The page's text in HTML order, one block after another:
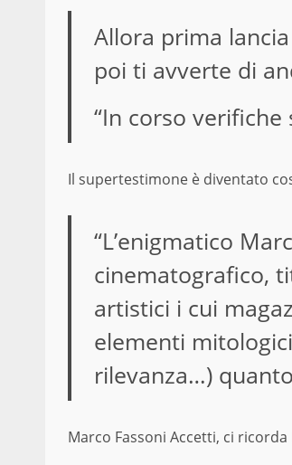
Allora prima
poi ti avverte di
“In corso verifiche
Il supertestimone è diventato
“L’enigmatico
cinematografico,
artistici i cui
elementi
rilevanza…)
Marco Fassoni Accetti, ci ricorda